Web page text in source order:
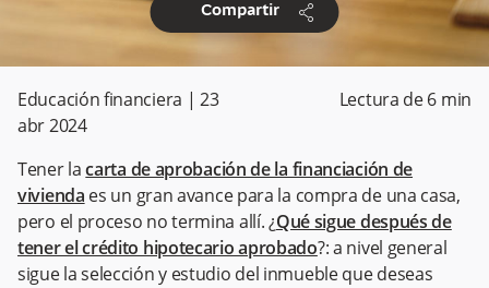
Compartir share
Educación financiera | 23
abr 2024
Lectura de6 min
Tener lacarta de aprobación de la financiación de
vivienda es un gran avance para la compra de una casa,
pero el proceso no termina allí. ¿Qué sigue después de
tener el crédito hipotecario aprobado?: a nivel general
sigue la selección y estudio del inmueble que deseas